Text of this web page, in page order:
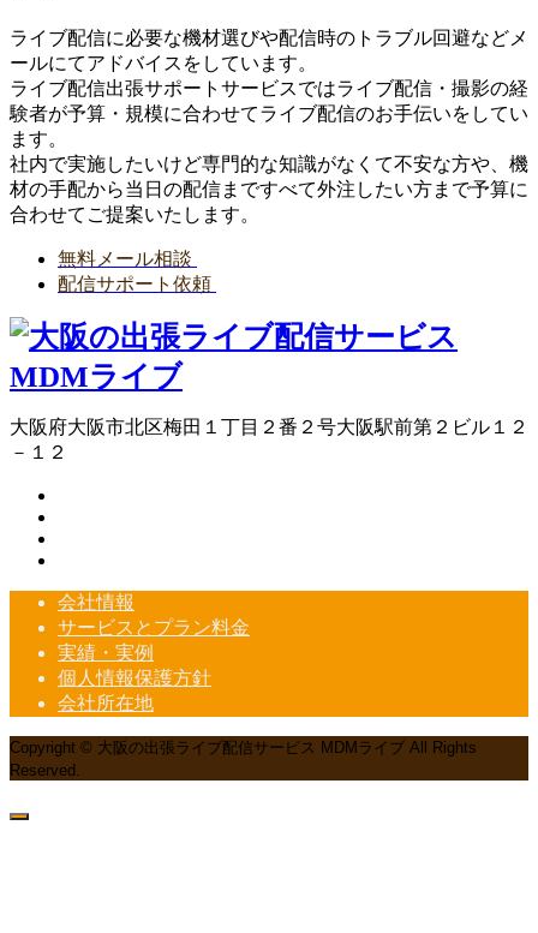
ライブ配信に必要な機材選びや配信時のトラブル回避などメ
ールにてアドバイスをしています。
ライブ配信出張サポートサービスではライブ配信・撮影の経
験者が予算・規模に合わせてライブ配信のお手伝いをしてい
ます。
社内で実施したいけど専門的な知識がなくて不安な方や、機
材の手配から当日の配信まですべて外注したい方まで予算に
合わせてご提案いたします。
無料メール相談
配信サポート依頼
大阪府大阪市北区梅田１丁目２番２号大阪駅前第２ビル１２
－１２
会社情報
サービスとプラン料金
実績・実例
個人情報保護方針
会社所在地
Copyright © 大阪の出張ライブ配信サービス MDMライブ All Rights
Reserved.